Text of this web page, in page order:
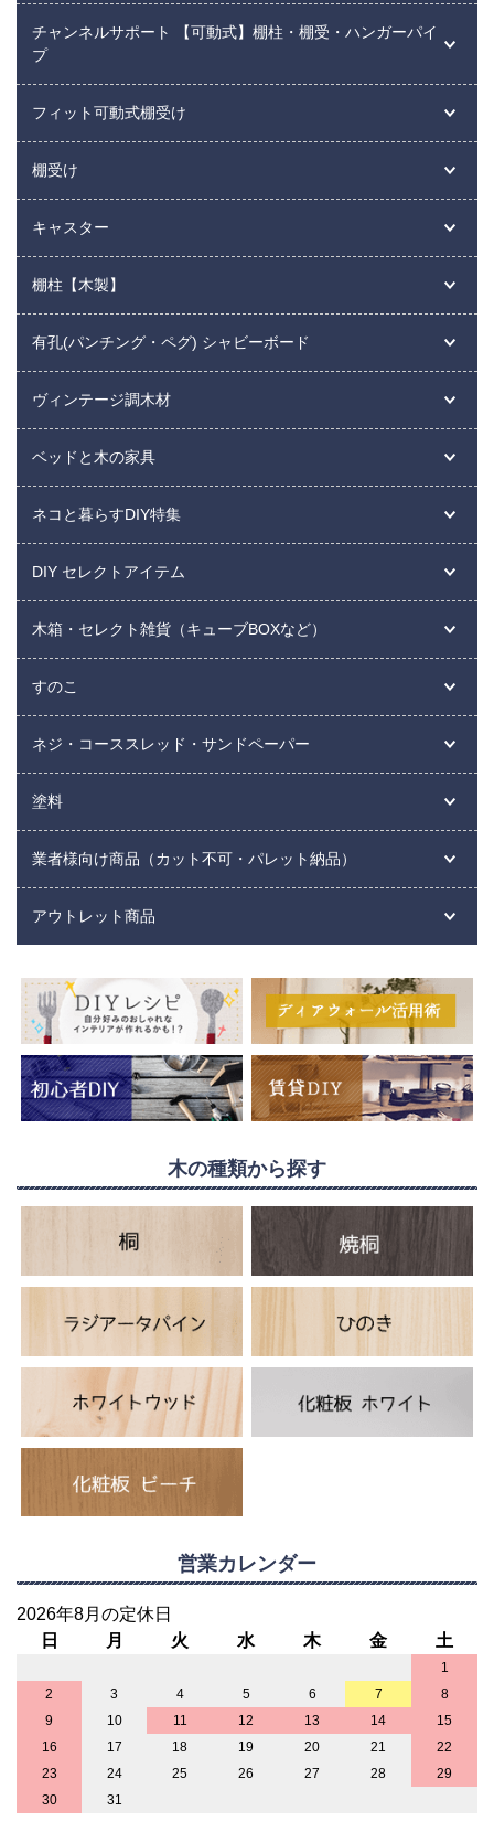
チャンネルサポート 【可動式】棚柱・棚受・ハンガーパイ
プ
フィット可動式棚受け
棚受け
キャスター
棚柱【木製】
有孔(パンチング・ペグ) シャビーボード
ヴィンテージ調木材
ベッドと木の家具
ネコと暮らすDIY特集
DIY セレクトアイテム
木箱・セレクト雑貨（キューブBOXなど）
すのこ
ネジ・コーススレッド・サンドペーパー
塗料
業者様向け商品（カット不可・パレット納品）
アウトレット商品
木の種類から探す
営業カレンダー
2026年8月の定休日
日
月 火 水 木 金 土
1
2
3 4 5 6 7
8
9
10 11 12 13 14
15
16
17 18 19 20 21
22
23
24 25 26 27 28
29
30
31